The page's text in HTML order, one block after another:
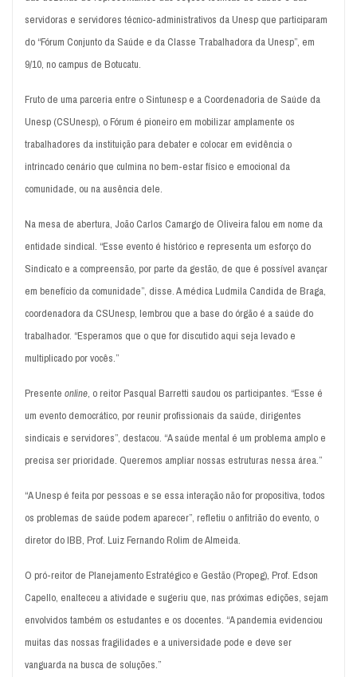
servidoras e servidores técnico-administrativos da Unesp que participaram
do “Fórum Conjunto da Saúde e da Classe Trabalhadora da Unesp”, em
9/10, no campus de Botucatu.
Fruto de uma parceria entre o Sintunesp e a Coordenadoria de Saúde da
Unesp (CSUnesp), o Fórum é pioneiro em mobilizar amplamente os
trabalhadores da instituição para debater e colocar em evidência o
intrincado cenário que culmina no bem-estar físico e emocional da
comunidade, ou na ausência dele.
Na mesa de abertura, João Carlos Camargo de Oliveira falou em nome da
entidade sindical. “Esse evento é histórico e representa um esforço do
Sindicato e a compreensão, por parte da gestão, de que é possível avançar
em benefício da comunidade”, disse. A médica Ludmila Candida de Braga,
coordenadora da CSUnesp, lembrou que a base do órgão é a saúde do
trabalhador. “Esperamos que o que for discutido aqui seja levado e
multiplicado por vocês.”
Presente online, o reitor Pasqual Barretti saudou os participantes. “Esse é
um evento democrático, por reunir profissionais da saúde, dirigentes
sindicais e servidores”, destacou. “A saúde mental é um problema amplo e
precisa ser prioridade. Queremos ampliar nossas estruturas nessa área.”
“A Unesp é feita por pessoas e se essa interação não for propositiva, todos
os problemas de saúde podem aparecer”, refletiu o anfitrião do evento, o
diretor do IBB, Prof. Luiz Fernando Rolim de Almeida.
O pró-reitor de Planejamento Estratégico e Gestão (Propeg), Prof. Edson
Capello, enalteceu a atividade e sugeriu que, nas próximas edições, sejam
envolvidos também os estudantes e os docentes. “A pandemia evidenciou
muitas das nossas fragilidades e a universidade pode e deve ser
vanguarda na busca de soluções.”